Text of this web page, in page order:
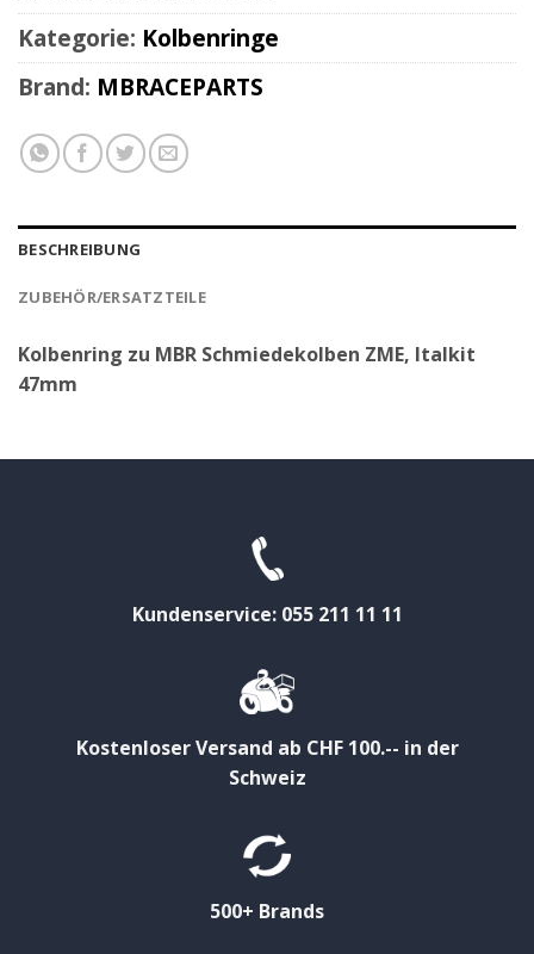
Kategorie: Kolbenringe
Brand: MBRACEPARTS
BESCHREIBUNG
ZUBEHÖR/ERSATZTEILE
Kolbenring zu MBR Schmiedekolben ZME, Italkit
47mm
Kundenservice: 055 211 11 11
Kostenloser Versand ab CHF 100.-- in der
Schweiz
500+ Brands